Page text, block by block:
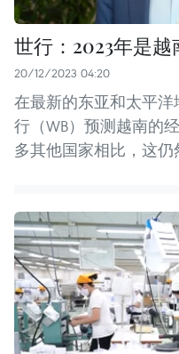
世行：2023年是越
20/12/2023 04:20
在最新的东亚和太平
行（WB）预测越南的
多其他国家相比，这仍